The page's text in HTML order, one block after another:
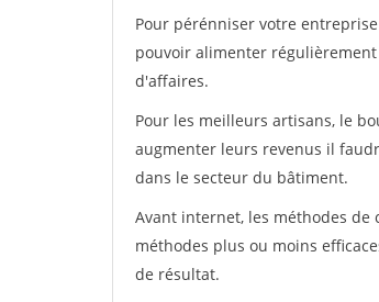
Pour pérénniser votre
pouvoir alimenter
d'affaires.
Pour les meilleurs artisans, le
augmenter leurs revenus il
dans le secteur du bâtiment.
Avant internet, les méthodes
méthodes plus ou moins
de résultat.